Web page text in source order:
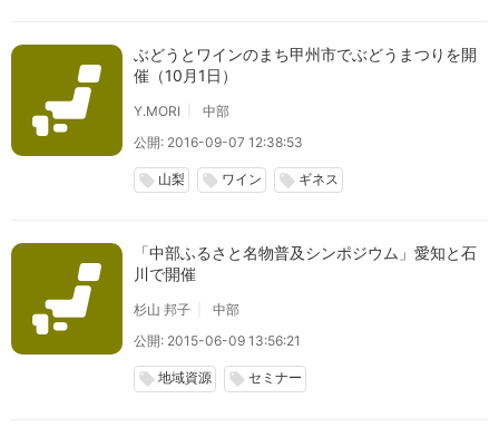
ぶどうとワインのまち甲州市でぶどうまつりを開
催（10月1日）
Y.MORI
中部
公開: 2016-09-07 12:38:53
local_offer 山梨 local_offer ワイン local_offer ギネス
「中部ふるさと名物普及シンポジウム」愛知と石
川で開催
杉山 邦子
中部
公開: 2015-06-09 13:56:21
local_offer 地域資源 local_offer セミナー